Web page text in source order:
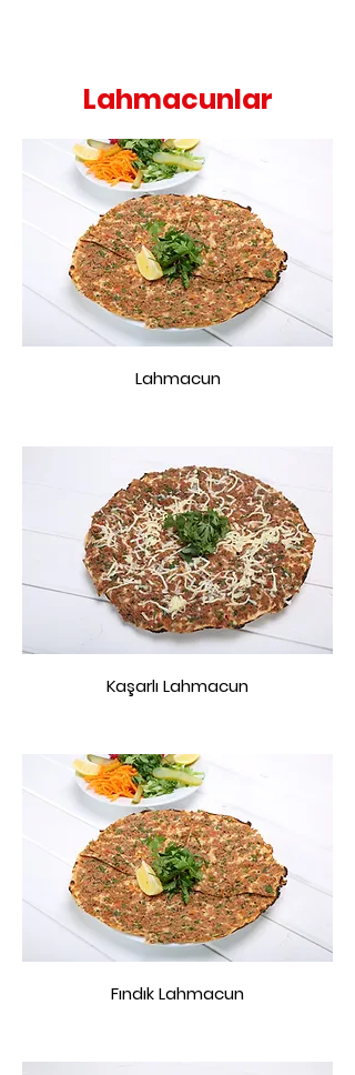
Lahmacunlar
Lahmacun
Kaşarlı Lahmacun
Fındık Lahmacun